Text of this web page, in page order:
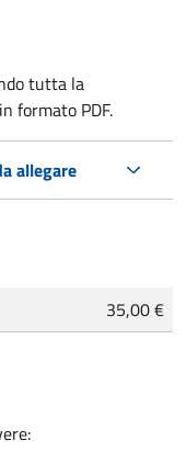
tutta la
formato PDF.
allegare
35,00 €